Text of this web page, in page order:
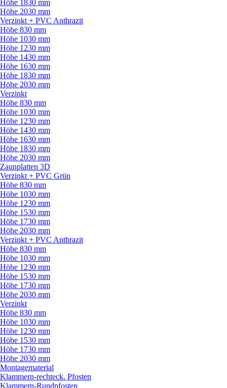
Höhe 1830 mm
Höhe 2030 mm
Verzinkt + PVC Anthrazit
Höhe 830 mm
Höhe 1030 mm
Höhe 1230 mm
Höhe 1430 mm
Höhe 1630 mm
Höhe 1830 mm
Höhe 2030 mm
Verzinkt
Höhe 830 mm
Höhe 1030 mm
Höhe 1230 mm
Höhe 1430 mm
Höhe 1630 mm
Höhe 1830 mm
Höhe 2030 mm
Zaunplatten 3D
Verzinkt + PVC Grün
Höhe 830 mm
Höhe 1030 mm
Höhe 1230 mm
Höhe 1530 mm
Höhe 1730 mm
Höhe 2030 mm
Verzinkt + PVC Anthrazit
Höhe 830 mm
Höhe 1030 mm
Höhe 1230 mm
Höhe 1530 mm
Höhe 1730 mm
Höhe 2030 mm
Verzinkt
Höhe 830 mm
Höhe 1030 mm
Höhe 1230 mm
Höhe 1530 mm
Höhe 1730 mm
Höhe 2030 mm
Montagematerial
Klammern-rechteck. Pfosten
Klammern-Rundpfosten